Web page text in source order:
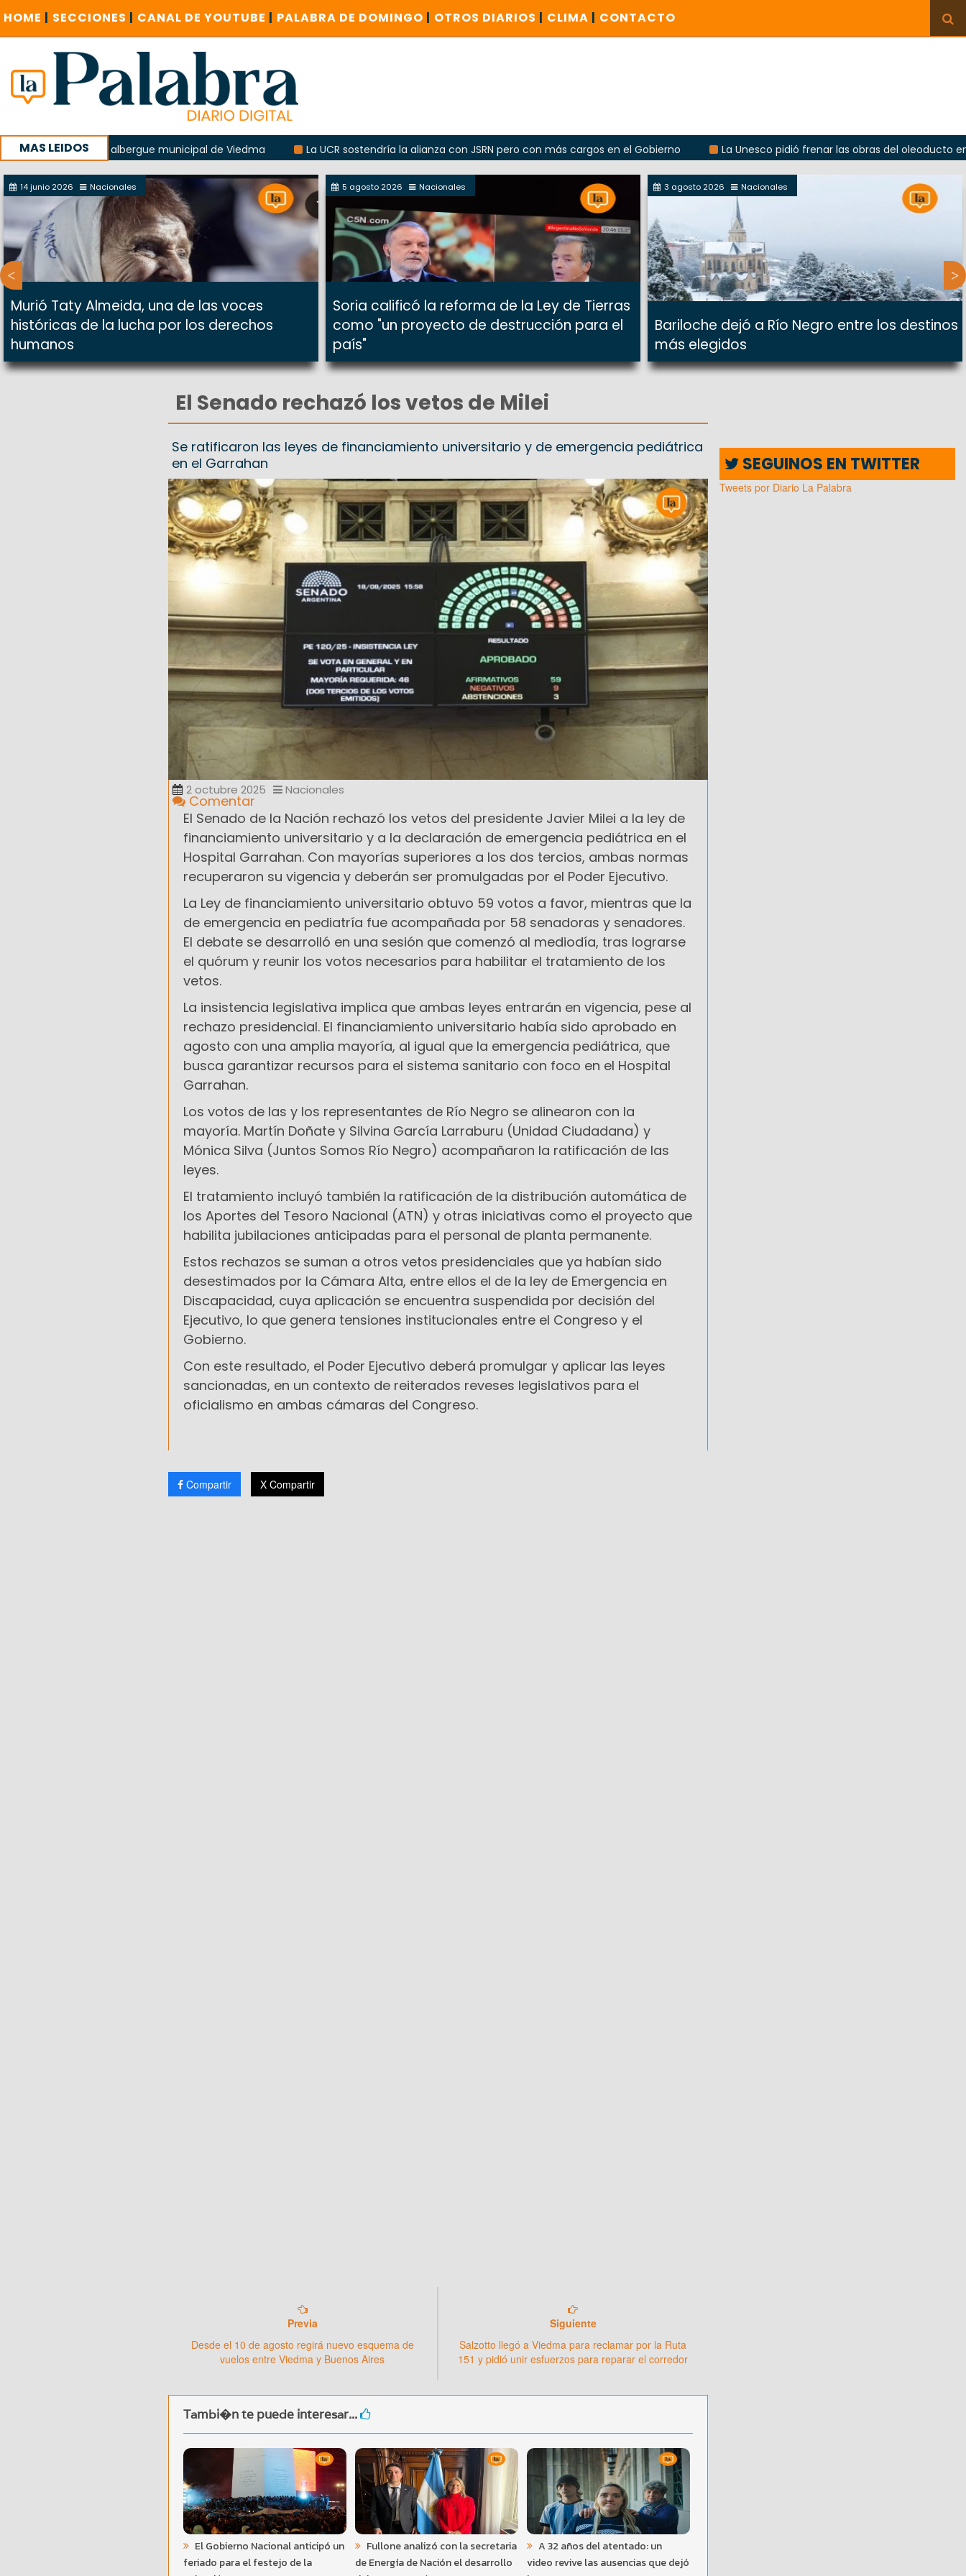
HOME | SECCIONES | CANAL DE YOUTUBE | PALABRA DE DOMINGO | OTROS DIARIOS | CLIMA | CONTACTO
MAS LEIDOS
del albergue municipal de Viedma La UCR sostendría la alianza con JSRN pero con más cargos en el Gobierno
La Unesco pidió frenar las obras del oleoducto en Punta
sucursal del Correo Argentino en Sierra Grande
14 junio 2026 Nacionales
Murió Taty Almeida, una de las voces
históricas de la lucha por los derechos
humanos
5 agosto 2026 Nacionales
Soria calificó la reforma de la Ley de Tierras
como "un proyecto de destrucción para el
país"
3 agosto 2026 Nacionales
Bariloche dejó a Río Negro entre los destinos
más elegidos
El Senado rechazó los vetos de Milei
Se ratificaron las leyes de financiamiento universitario y de emergencia pediátrica
en el Garrahan
2 octubre 2025 Nacionales
Comentar
El Senado de la Nación rechazó los vetos del presidente Javier Milei a la ley de
financiamiento universitario y a la declaración de emergencia pediátrica en el
Hospital Garrahan. Con mayorías superiores a los dos tercios, ambas normas
recuperaron su vigencia y deberán ser promulgadas por el Poder Ejecutivo.
La Ley de financiamiento universitario obtuvo 59 votos a favor, mientras que la
de emergencia en pediatría fue acompañada por 58 senadoras y senadores.
El debate se desarrolló en una sesión que comenzó al mediodía, tras lograrse
el quórum y reunir los votos necesarios para habilitar el tratamiento de los
vetos.
La insistencia legislativa implica que ambas leyes entrarán en vigencia, pese al
rechazo presidencial. El financiamiento universitario había sido aprobado en
agosto con una amplia mayoría, al igual que la emergencia pediátrica, que
busca garantizar recursos para el sistema sanitario con foco en el Hospital
Garrahan.
Los votos de las y los representantes de Río Negro se alinearon con la
mayoría. Martín Doñate y Silvina García Larraburu (Unidad Ciudadana) y
Mónica Silva (Juntos Somos Río Negro) acompañaron la ratificación de las
leyes.
El tratamiento incluyó también la ratificación de la distribución automática de
los Aportes del Tesoro Nacional (ATN) y otras iniciativas como el proyecto que
habilita jubilaciones anticipadas para el personal de planta permanente.
Estos rechazos se suman a otros vetos presidenciales que ya habían sido
desestimados por la Cámara Alta, entre ellos el de la ley de Emergencia en
Discapacidad, cuya aplicación se encuentra suspendida por decisión del
Ejecutivo, lo que genera tensiones institucionales entre el Congreso y el
Gobierno.
Con este resultado, el Poder Ejecutivo deberá promulgar y aplicar las leyes
sancionadas, en un contexto de reiterados reveses legislativos para el
oficialismo en ambas cámaras del Congreso.
Compartir X Compartir
Previa
Desde el 10 de agosto regirá nuevo esquema de
vuelos entre Viedma y Buenos Aires
Siguiente
Salzotto llegó a Viedma para reclamar por la Ruta
151 y pidió unir esfuerzos para reparar el corredor
Tambi�n te puede interesar...
El Gobierno Nacional anticipó un
feriado para el festejo de la
Fullone analizó con la secretaria
de Energía de Nación el desarrollo
A 32 años del atentado: un
video revive las ausencias que dejó
SEGUINOS EN TWITTER
Tweets por Diario La Palabra